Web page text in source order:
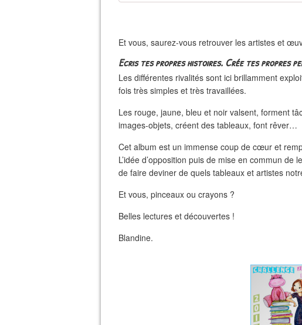
Et vous, saurez-vous retrouver les artistes et
Ecris tes propres histoires. Crée tes propres
Les différentes rivalités sont ici brillamment
fois très simples et très travaillées.
Les rouge, jaune, bleu et noir valsent, forment
images-objets, créent des tableaux, font rêver…
Cet album est un immense coup de cœur et
L’idée d’opposition puis de mise en commun
de faire deviner de quels tableaux et artistes
Et vous, pinceaux ou crayons ?
Belles lectures et découvertes !
Blandine.